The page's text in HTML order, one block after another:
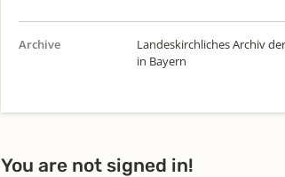
Archive
Landeskirchliches Archiv
in Bayern
You are not signed in!